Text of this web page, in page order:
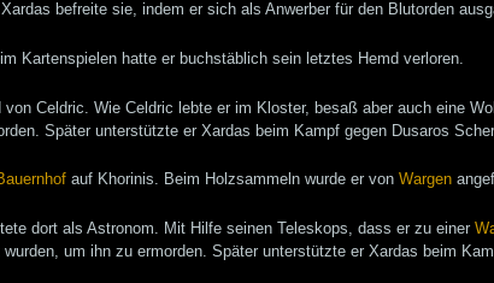
befreite sie, indem er sich als Anwerber für den Blutorden
Kartenspielen hatte er buchstäblich sein letztes Hemd verloren.
Celdric. Wie Celdric lebte er im Kloster, besaß aber auch eine
Später unterstützte er Xardas beim Kampf gegen Dusaros
auf Khorinis. Beim Holzsammeln wurde er von Wargen
dort als Astronom. Mit Hilfe seinen Teleskops, dass er zu einer
um ihn zu ermorden. Später unterstützte er Xardas beim